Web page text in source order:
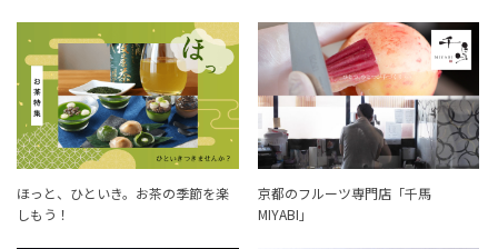
ほっと、ひといき。お茶の季節を楽
しもう！
京都のフルーツ専門店「千馬
MIYABI」